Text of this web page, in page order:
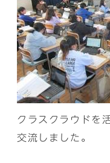
クラスクラウドを
交流しました。